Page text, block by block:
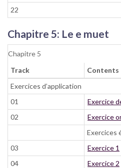
22
Chapitre 5: Le e muet
Chapitre 5
Track
Contents
Exercices d’application
01
Exercice
02
Exercice
Exercices
03
Exercice 1
04
Exercice 2